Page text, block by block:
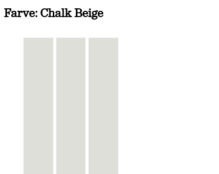
Farve: Chalk Beige